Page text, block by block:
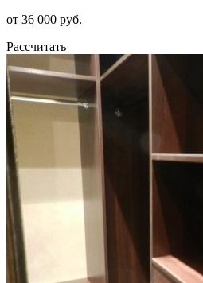
от 36 000 руб.
Рассчитать